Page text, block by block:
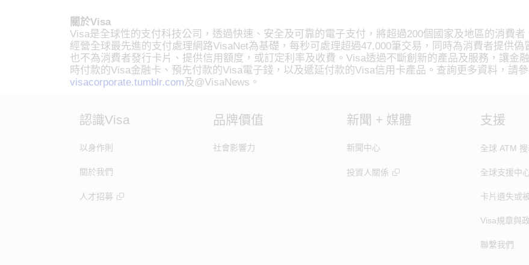
關於Visa
Visa是全球性的支付科技公司，透過快速、安全及可靠的電子支付，將超過200個國家及地區的消費
經營全球最先進的支付處理網路VisaNet為基礎，每秒可處理超過47,000筆交易，同時為消費者提供偽
也不為消費者發行卡片、提供信用額度，或訂定利率及收費。Visa透過不斷創新的產品及服務，讓金
時付款的Visa金融卡、預先付款的Visa電子錢，以及遞延付款的Visa信用卡產品。查詢更多資料，請參
visacorporate.tumblr.com及@VisaNews。
認識Visa
以身作則
關於我們
人才招募
品牌價值
社會影響力
新聞 + 媒體
新聞中心
投資人關係
支援
全球 ATM 搜
全球支援中
卡片遺失或
Visa規章與
聯繫我們